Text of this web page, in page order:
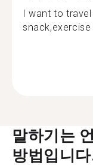
I want to
snack,exercise
말하기는
방법입니